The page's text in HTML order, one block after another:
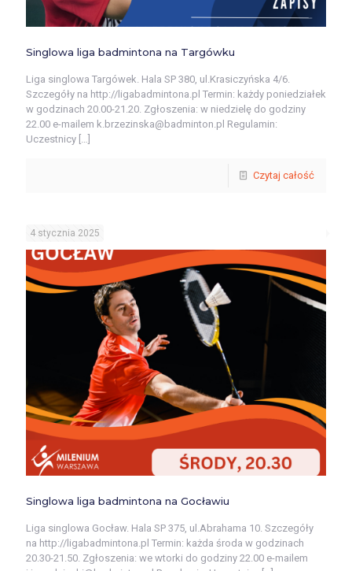
Singlowa liga badmintona na Targówku
Liga singlowa Targówek. Hala SP 380, ul.Krasiczyńska 4/6.
Szczegóły na http://ligabadmintona.pl Termin: każdy poniedziałek
w godzinach 20.00-21.20. Zgłoszenia: w niedzielę do godziny
22.00 e-mailem k.brzezinska@badminton.pl Regulamin:
Uczestnicy […]
Czytaj całość
4 stycznia 2025
Singlowa liga badmintona na Gocławiu
Liga singlowa Gocław. Hala SP 375, ul.Abrahama 10. Szczegóły
na http://ligabadmintona.pl Termin: każda środa w godzinach
20.30-21.50. Zgłoszenia: we wtorki do godziny 22.00 e-mailem